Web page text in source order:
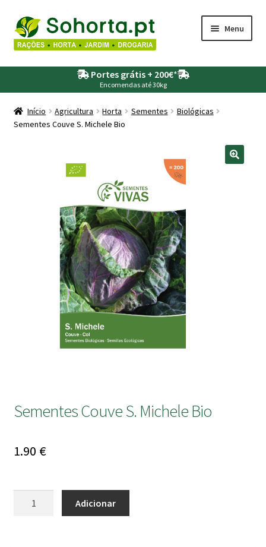
Ir
para
a
navegação
Saltar
para
o
conteúdo
Menu
Agricultura
Drogaria
Depósitos – Fossas
Piscinas
Portes grátis + 200€*
Encomendas até 30kg
Início Agricultura Horta Sementes
Biológicas
Sementes Couve S. Michele Bio
Sementes Couve S. Michele Bio
1.90 €
Adicionar